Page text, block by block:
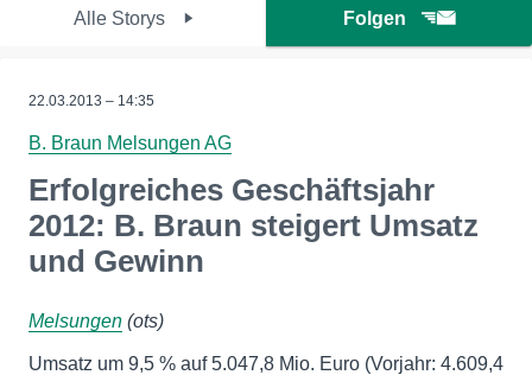
Alle Storys Folgen
22.03.2013 – 14:35
B. Braun Melsungen AG
Erfolgreiches Geschäftsjahr
2012: B. Braun steigert Umsatz
und Gewinn
Melsungen (ots)
Umsatz um 9,5 % auf 5.047,8 Mio. Euro (Vorjahr: 4.609,4